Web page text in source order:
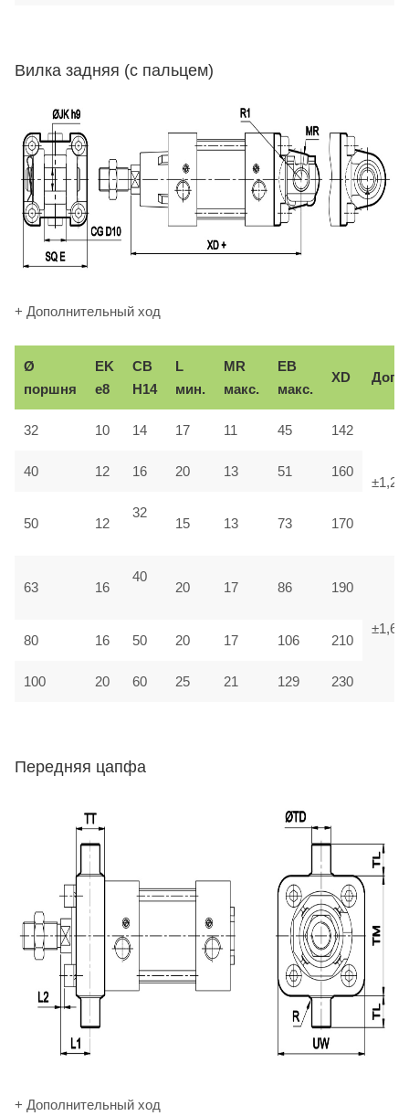
Вилка задняя (с пальцем)
+ Дополнительный ход
Ø
поршня
EK
e8
CB
H14
L
мин.
MR
макс.
EB
макс.
XD Доп.
32 10 14 17 11 45 142
±1,25
40 12 16 20 13 51 160
50 12
32
15 13 73 170
63 16
40
20 17 86 190
±1,6
80 16 50 20 17 106 210
100 20 60 25 21 129 230
Передняя цапфа
+ Дополнительный ход